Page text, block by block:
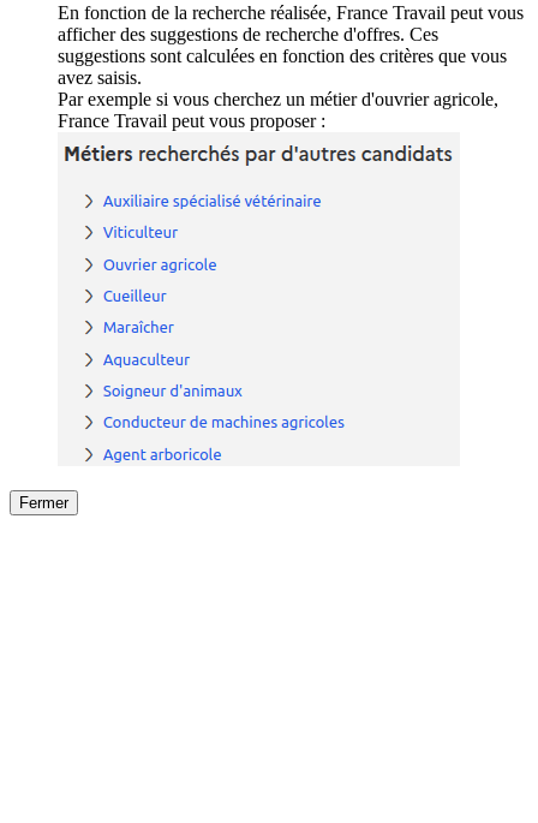
En fonction de la recherche réalisée, France Travail peut vous
afficher des suggestions de recherche d'offres. Ces
suggestions sont calculées en fonction des critères que vous
avez saisis.
Par exemple si vous cherchez un métier d'ouvrier agricole,
France Travail peut vous proposer :
Fermer